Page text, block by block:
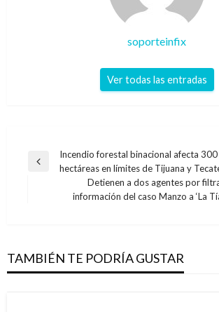
soporteinfix
Ver todas las entradas
Navegación
entradas
Entrada
Incendio forestal binacional afecta 300
hectáreas en límites de Tijuana y
Entrada
Detienen a dos agentes por
información del caso Manzo a ‘La
TAMBIÉN TE PODRÍA GUSTAR